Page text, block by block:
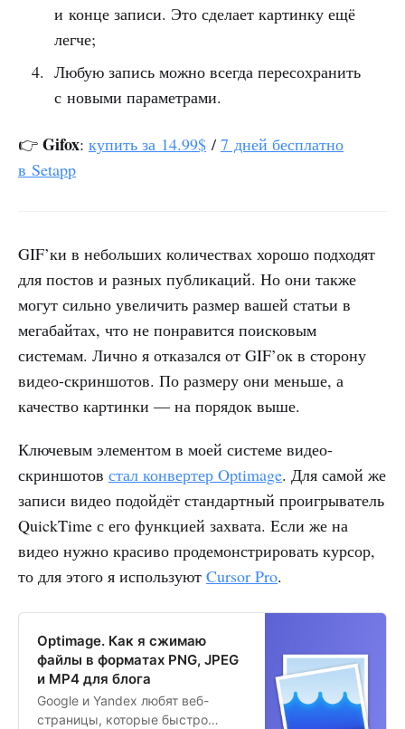
и конце записи. Это сделает картинку ещё
легче;
Любую запись можно всегда пересохранить
с новыми параметрами.
👉 Gifox: купить за 14.99$ / 7 дней бесплатно
в Setapp
GIF’ки в небольших количествах хорошо подходят
для постов и разных публикаций. Но они также
могут сильно увеличить размер вашей статьи в
мегабайтах, что не понравится поисковым
системам. Лично я отказался от GIF’ок в сторону
видео-скриншотов. По размеру они меньше, а
качество картинки — на порядок выше.
Ключевым элементом в моей системе видео-
скриншотов стал конвертер Optimage. Для самой же
записи видео подойдёт стандартный проигрыватель
QuickTime с его функцией захвата. Если же на
видео нужно красиво продемонстрировать курсор,
то для этого я используют Cursor Pro.
Optimage. Как я сжимаю
файлы в форматах PNG, JPEG
и MP4 для блога
Google и Yandex любят веб-
страницы, которые быстро